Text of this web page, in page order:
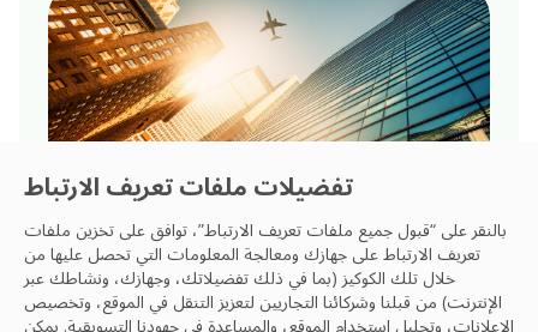
تفضيلات ملفات تعريف الارتباط
بالنقر على “قبول جميع ملفات تعريف الارتباط”، توافق على تخزين ملفات
تعريف الارتباط على جهازك ومعالجة المعلومات التي تحصل عليها من
خلال تلك الكوكيز (بما في ذلك تفضيلاتك، وجهازك، ونشاطك عبر
الإنترنت) من قبلنا وشركائنا التجاريين لتعزيز التنقل في الموقع، وتخصيص
الإعلانات، وتحليل استخدام الموقع، والمساعدة في جهودنا التسويقية. يمكن
الحوكمة